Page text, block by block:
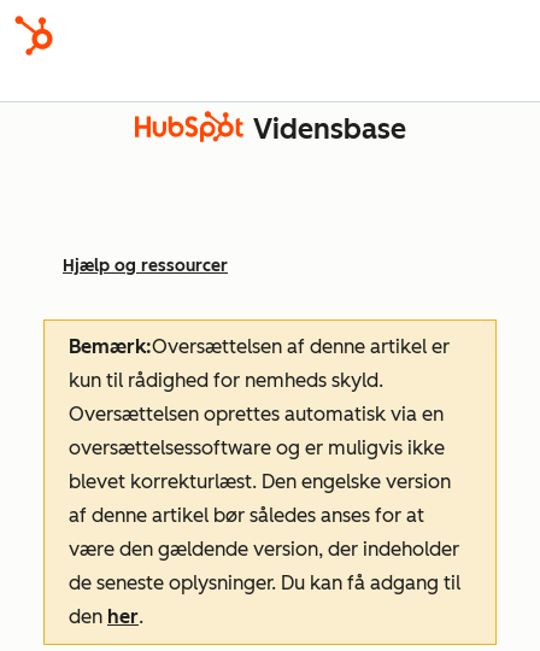
Vidensbase
Hjælp og ressourcer
Bemærk:Oversættelsen af denne artikel er
kun til rådighed for nemheds skyld.
Oversættelsen oprettes automatisk via en
oversættelsessoftware og er muligvis ikke
blevet korrekturlæst. Den engelske version
af denne artikel bør således anses for at
være den gældende version, der indeholder
de seneste oplysninger. Du kan få adgang til
den her.